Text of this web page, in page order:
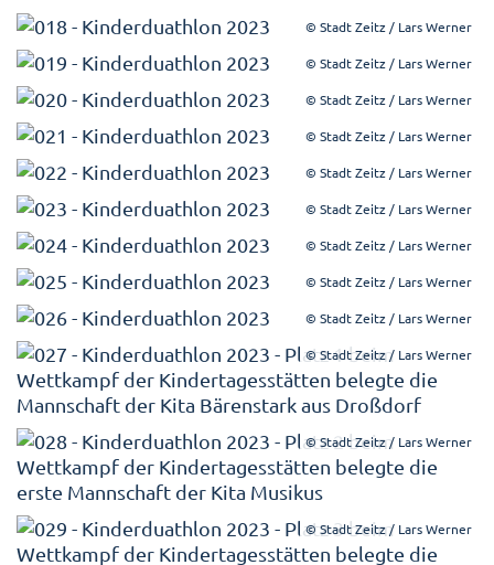
© Stadt Zeitz / Lars Werner
© Stadt Zeitz / Lars Werner
© Stadt Zeitz / Lars Werner
© Stadt Zeitz / Lars Werner
© Stadt Zeitz / Lars Werner
© Stadt Zeitz / Lars Werner
© Stadt Zeitz / Lars Werner
© Stadt Zeitz / Lars Werner
© Stadt Zeitz / Lars Werner
© Stadt Zeitz / Lars Werner
© Stadt Zeitz / Lars Werner
© Stadt Zeitz / Lars Werner